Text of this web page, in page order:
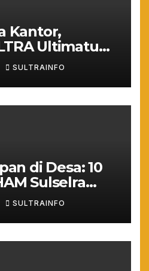
Kantor,
Ultimatum
Siap
Ada
SULTRAINFO
di Desa: 10
Sulselra
Mengawal
SULTRAINFO